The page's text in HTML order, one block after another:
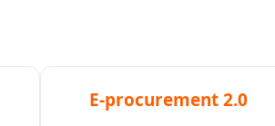
E-procurement 2.0